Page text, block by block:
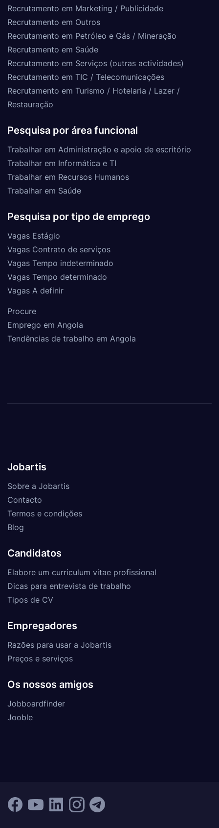
Recrutamento em Marketing / Publicidade
Recrutamento em Outros
Recrutamento em Petróleo e Gás / Mineração
Recrutamento em Saúde
Recrutamento em Serviços (outras actividades)
Recrutamento em TIC / Telecomunicações
Recrutamento em Turismo / Hotelaria / Lazer /
Restauração
Pesquisa por área funcional
Trabalhar em Administração e apoio de escritório
Trabalhar em Informática e TI
Trabalhar em Recursos Humanos
Trabalhar em Saúde
Pesquisa por tipo de emprego
Vagas Estágio
Vagas Contrato de serviços
Vagas Tempo indeterminado
Vagas Tempo determinado
Vagas A definir
Procure
Emprego em Angola
Tendências de trabalho em Angola
Jobartis
Sobre a Jobartis
Contacto
Termos e condições
Blog
Candidatos
Elabore um curriculum vitae profissional
Dicas para entrevista de trabalho
Tipos de CV
Empregadores
Razões para usar a Jobartis
Preços e serviços
Os nossos amigos
Jobboardfinder
Jooble